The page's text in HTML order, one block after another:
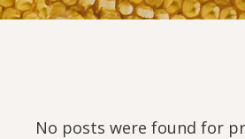
No posts were found for